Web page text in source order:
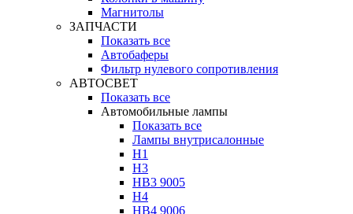
Магнитолы
ЗАПЧАСТИ
Показать все
Автобаферы
Фильтр нулевого сопротивления
АВТОСВЕТ
Показать все
Автомобильные лампы
Показать все
Лампы внутрисалонные
H1
H3
HB3 9005
H4
HB4 9006